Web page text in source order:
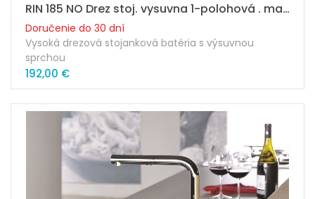
RIN 185 NO Drez stoj. vysuvna 1-polohová . matná čierna
Doručenie do 30 dní
Vysoká drezová stojanková batéria s výsuvnou
sprchou
PAFFONI RIN 185 NO
Prevedenie: čierna
Výška výtoku ramienka: 254mm
Dĺžka ramienka: 247mm
Perlátor: M22x1 - ZAER033
Kartuša: 35mm
Náhradná kartuša: ZA91151
Súčasťou balenia sú pripojovacie skrutky + hadičky
192,00 €